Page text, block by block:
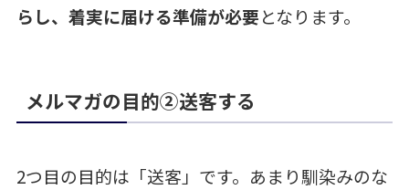
らし、着実に届ける準備が必要となります。
メルマガの目的②送客する
2つ目の目的は「送客」です。あまり馴染みのな